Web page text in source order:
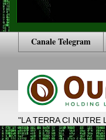
Canale Telegram
"LA TERRA CI NUTRE